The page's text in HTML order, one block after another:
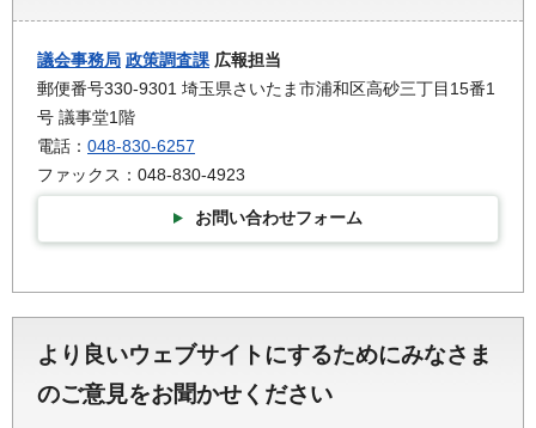
議会事務局 政策調査課 広報担当
郵便番号330-9301 埼玉県さいたま市浦和区高砂三丁目15番1
号 議事堂1階
電話： 048-830-6257
ファックス：048-830-4923
お問い合わせフォーム
より良いウェブサイトにするためにみなさま
のご意見をお聞かせください